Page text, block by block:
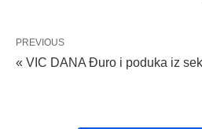
PREVIOUS
« VIC DANA Đuro i poduka iz